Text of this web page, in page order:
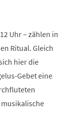
Uhr – zählen in
Ritual. Gleich
hier die
Gebet eine